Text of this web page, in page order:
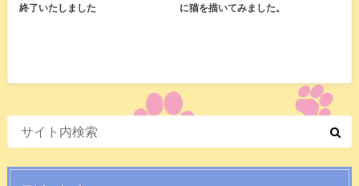
終了いたしました
に猫を描いてみました。